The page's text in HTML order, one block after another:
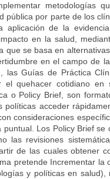
metodologías
pública por parte de los
de la
en la salud,
que se basa en
en el campo de
las Guías de Práctica
el quehacer cotidiano en
o Policy Brief, son
acceder
consideraciones
Los Policy Brief se
las revisiones
de las cuales obtener
pretende Incrementar la
y políticas en